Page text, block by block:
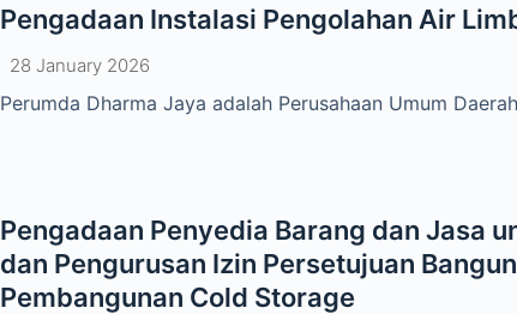
Pengadaan Instalasi Pengolahan Air
28 January 2026
Perumda Dharma Jaya adalah Perusahaan Umum
Pengadaan Penyedia Barang dan Jasa
dan Pengurusan Izin Persetujuan
Pembangunan Cold Storage